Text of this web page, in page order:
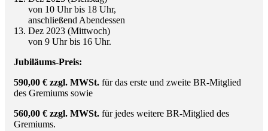
von 10 Uhr bis 18 Uhr,
anschließend Abendessen
13. Dez 2023 (Mittwoch)
von 9 Uhr bis 16 Uhr.
Jubiläums-Preis:
590,00 € zzgl. MWSt. für das erste und zweite BR-Mitglied
des Gremiums sowie
560,00 € zzgl. MWSt. für jedes weitere BR-Mitglied des
Gremiums.